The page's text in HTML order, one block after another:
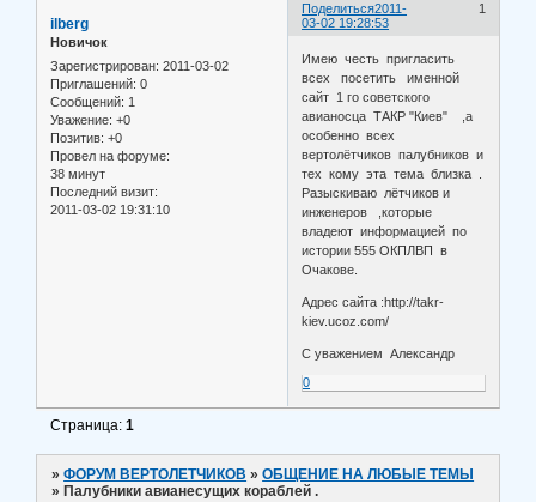
Поделиться 1
2011-
03-02 19:28:53
ilberg
Новичок
Зарегистрирован: 2011-03-02
Приглашений: 0
Сообщений: 1
Уважение: +0
Позитив: +0
Провел на форуме:
38 минут
Последний визит:
2011-03-02 19:31:10
Имею честь пригласить
всех посетить именной
сайт 1 го советского
авианосца ТАКР "Киев" ,а
особенно всех
вертолётчиков палубников и
тех кому эта тема близка .
Разыскиваю лётчиков и
инженеров ,которые
владеют информацией по
истории 555 ОКПЛВП в
Очакове.
Адрес сайта :http://takr-
kiev.ucoz.com/
С уважением Александр
0
Страница:1
»ФОРУМ ВЕРТОЛЕТЧИКОВ »ОБЩЕНИЕ НА ЛЮБЫЕ ТЕМЫ
» Палубники авианесущих кораблей .